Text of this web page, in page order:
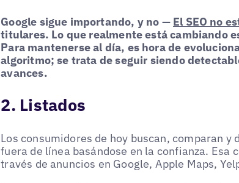
Google sigue importando, y no — El SEO no
titulares. Lo que realmente está cambiando
Para mantenerse al día, es hora de
algoritmo; se trata de seguir siendo
avances.
2. Listados
Los consumidores de hoy buscan, comparan
fuera de línea basándose en la confianza. Esa
través de anuncios en Google, Apple Maps,